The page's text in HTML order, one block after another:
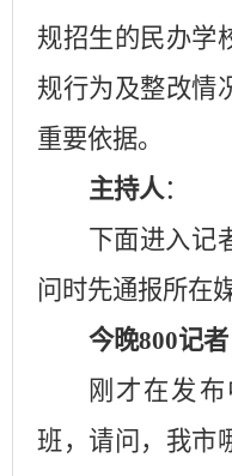
规招生的民办学
规行为及整改情
重要依据。
主持人：
下面进入记
问时先通报所在
今晚800记者
刚才在发
班，请问，我市